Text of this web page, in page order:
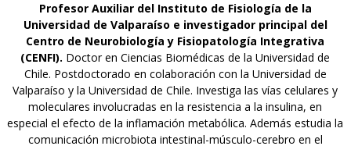
Profesor Auxiliar del Instituto de Fisiología de la
Universidad de Valparaíso e investigador principal del
Centro de Neurobiología y Fisiopatología Integrativa
(CENFI). Doctor en Ciencias Biomédicas de la Universidad de
Chile. Postdoctorado en colaboración con la Universidad de
Valparaíso y la Universidad de Chile. Investiga las vías celulares y
moleculares involucradas en la resistencia a la insulina, en
especial el efecto de la inflamación metabólica. Además estudia la
comunicación microbiota intestinal-músculo-cerebro en el